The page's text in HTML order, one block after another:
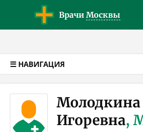
Врачи Москвы
☰ НАВИГАЦИЯ
Игоревна,